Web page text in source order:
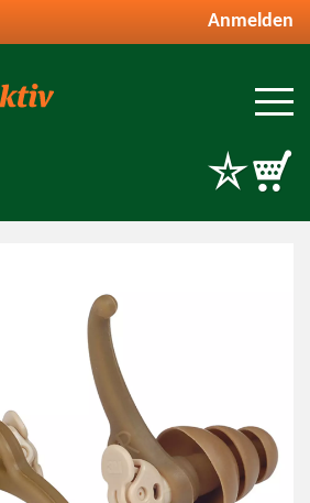
Anmelden